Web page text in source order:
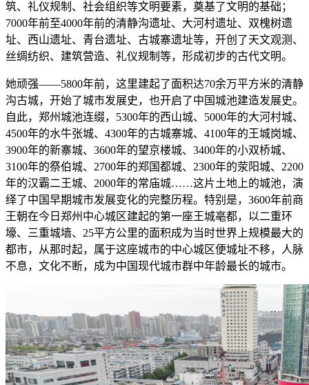
筑、礼仪规制、社会组织等文明要素，奠基了文明的基础；
7000年前至4000年前的清静沟遗址、大河村遗址、双槐树遗
址、西山遗址、青台遗址、古城寨遗址等，开创了天文观测、
丝绸纺织、建筑营造、礼仪规制等，形成初步的古代文明。
她顽强——5800年前，这里建起了面积达70余万平方米的清静
沟古城，开始了城市发展史，也开启了中国城池建造发展史。
自此，郑州城池连缀，5300年的西山城、5000年的大河村城、
4500年的水牛张城、4300年的古城寨城、4100年的王城岗城、
3900年的新寨城、3600年的望京楼城、3400年的小双桥城、
3100年的祭伯城、2700年的郑国都城、2300年的荥阳城、2200
年的汉霸二王城、2000年的常庙城……这片土地上的城池，演
绎了中国早期城市发展变化的完整历程。特别是，3600年前商
王朝在今日郑州中心城区建起的第一座王城亳都，以二重环
壕、三重城墙、25平方公里的面积成为当时世界上规模最大的
都市，从那时起，属于这座城市的中心城区便城址不移，人脉
不息，文化不断，成为中国现代城市群中年龄最长的城市。